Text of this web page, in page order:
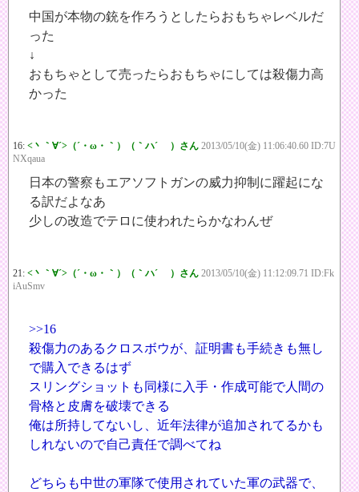
中国が本物の銃を作ろうとしたらおもちゃレベルだ
った
↓
おもちゃとして売ったらおもちゃにしては殺傷力高
かった
16: <丶｀∀´>（´・ω・｀）（｀ハ´ ）さん 2013/05/10(金) 11:06:40.60 ID:7U
NXqaua
日本の警察もエアソフトガンの威力抑制に躍起にな
る訳だよなあ
少しの改造でテロに使われたらかなわんぜ
21: <丶｀∀´>（´・ω・｀）（｀ハ´ ）さん 2013/05/10(金) 11:12:09.71 ID:Fk
iAuSmv
>>16
殺傷力のあるクロスボウが、証明書も手続きも無し
で購入できるはず
スリングショットも同様に入手・作成可能で人間の
骨格と皮膚を破壊できる
俺は所持してないし、近年法律が追加されてるかも
しれないので自己責任で調べてね
どちらも中世の軍隊で使用されていた軍の武器で、